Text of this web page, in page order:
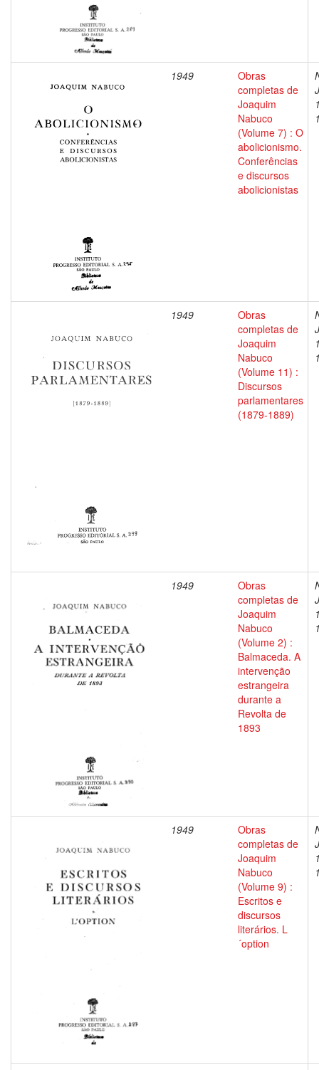
1949
Obras
completas de
Joaquim
Nabuco
(Volume 7) : O
abolicionismo.
Conferências
e discursos
abolicionistas
1949
Obras
completas de
Joaquim
Nabuco
(Volume 11) :
Discursos
parlamentares
(1879-1889)
1949
Obras
completas de
Joaquim
Nabuco
(Volume 2) :
Balmaceda. A
intervenção
estrangeira
durante a
Revolta de
1893
1949
Obras
completas de
Joaquim
Nabuco
(Volume 9) :
Escritos e
discursos
literários. L
´option